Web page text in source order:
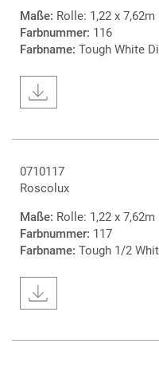
Maße: Rolle: 1,22 x 7,62m
Farbnummer: 116
Farbname: Tough White
0710117
Roscolux
Maße: Rolle: 1,22 x 7,62m
Farbnummer: 117
Farbname: Tough 1/2